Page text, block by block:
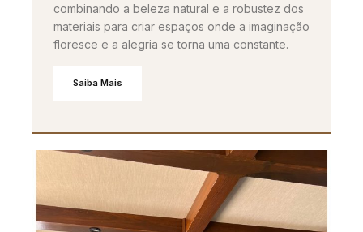
combinando a beleza natural e a robustez dos
materiais para criar espaços onde a imaginação
floresce e a alegria se torna uma constante.
Saiba Mais